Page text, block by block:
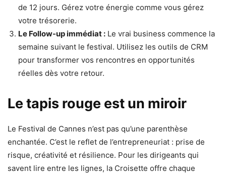
de 12 jours. Gérez votre énergie comme vous gérez
votre trésorerie.
Le Follow-up immédiat : Le vrai business commence la
semaine suivant le festival. Utilisez les outils de CRM
pour transformer vos rencontres en opportunités
réelles dès votre retour.
Le tapis rouge est un miroir
Le Festival de Cannes n’est pas qu’une parenthèse
enchantée. C’est le reflet de l’entrepreneuriat : prise de
risque, créativité et résilience. Pour les dirigeants qui
savent lire entre les lignes, la Croisette offre chaque